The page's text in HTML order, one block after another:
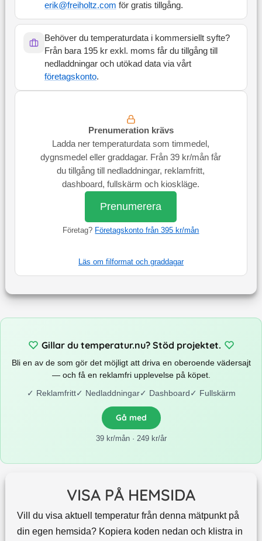
erik@freiholtz.com för gratis tillgång.
Behöver du temperaturdata i kommersiellt syfte?
Från bara 195 kr exkl. moms får du tillgång till
nedladdningar och utökad data via vårt
företagskonto.
Prenumeration krävs
Ladda ner temperaturdata som timmedel,
dygnsmedel eller graddagar. Från 39 kr/mån får
du tillgång till nedladdningar, reklamfritt,
dashboard, fullskärm och kioskläge.
Prenumerera
Företag? Företagskonto från 395 kr/mån
Läs om filformat och graddagar
Gillar du temperatur.nu? Stöd projektet.
Bli en av de som gör det möjligt att driva en oberoende vädersajt
— och få en reklamfri upplevelse på köpet.
✓ Reklamfritt✓ Nedladdningar✓ Dashboard✓ Fullskärm
Gå med
39 kr/mån · 249 kr/år
VISA PÅ HEMSIDA
Vill du visa aktuell temperatur från denna mätpunkt på
din egen hemsida? Kopiera koden nedan och klistra in